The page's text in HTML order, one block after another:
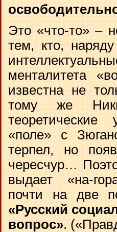
Это «что-то» –
тем, кто,
менталитета
известна не
тому же
«поле» с
терпел, но
чересчур…
выдает «на-
почти на две
«Русский
вопрос».